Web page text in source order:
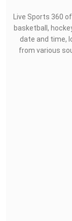
Live Sports 360
basketball,
date and time,
from various